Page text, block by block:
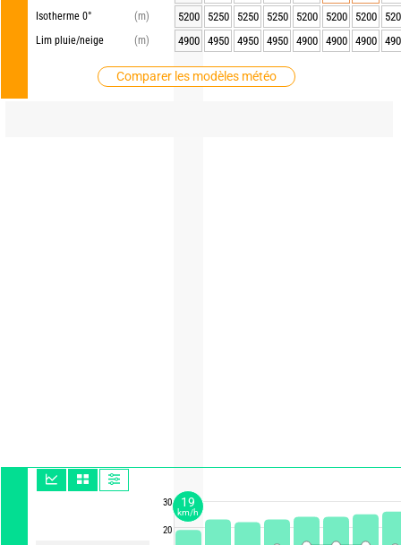
Isotherme 0°
(m)
Lim pluie/neige
(m)
Comparer les modèles météo
30
20
5200
5250 5250 5250 5200 5200 5200
4900
4950 4950 4950 4900 4900 4900
19
km/h